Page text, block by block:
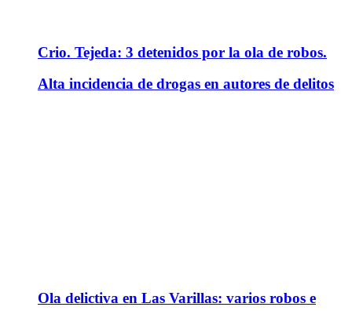
Crio. Tejeda: 3 detenidos por la ola de robos.
Alta incidencia de drogas en autores de delitos
Ola delictiva en Las Varillas: varios robos e